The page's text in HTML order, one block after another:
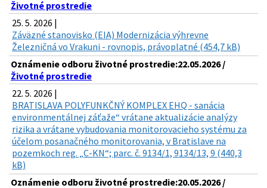
Životné prostredie
25. 5. 2026 |
Záväzné stanovisko (EIA) Modernizácia výhrevne
Železničná vo Vrakuni - rovnopis, právoplatné (454,7 kB)
Oznámenie odboru životné prostredie:22.05.2026 /
Životné prostredie
22. 5. 2026 |
BRATISLAVA POLYFUNKČNÝ KOMPLEX EHQ - sanácia
environmentálnej záťaže“ vrátane aktualizácie analýzy
rizika a vrátane vybudovania monitorovacieho systému za
účelom posanačného monitorovania, v Bratislave na
pozemkoch reg. „C-KN“; parc. č. 9134/1, 9134/13, 9 (440,3
kB)
Oznámenie odboru životné prostredie:20.05.2026 /